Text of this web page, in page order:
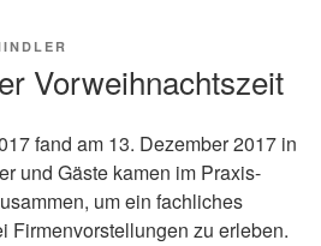
Vorweihnachtszeit
fand am 13. Dezember 2017 in
und Gäste kamen im Praxis-
um ein fachliches
Firmenvorstellungen zu erleben.